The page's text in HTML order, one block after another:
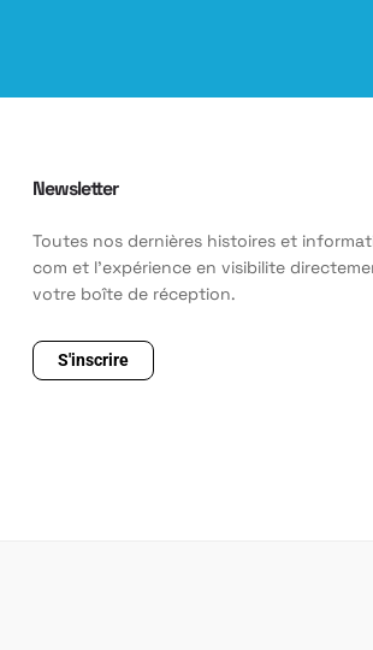
Newsletter
Toutes nos dernières histoires et
com et l'expérience en visibilite
votre boîte de réception.
S'inscrire